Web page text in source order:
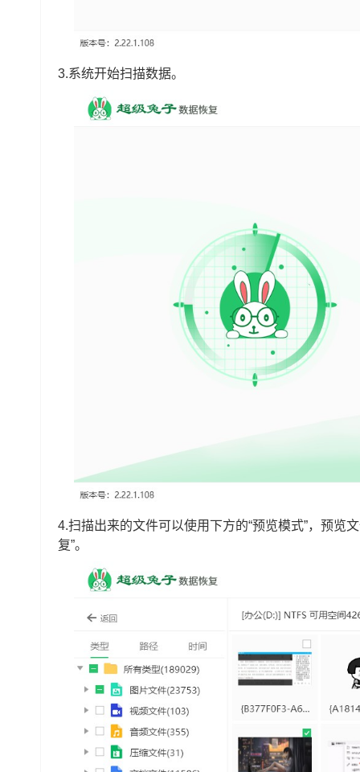
3.系统开始扫描数据。
4.扫描出来的文件可以使用下方的“预览模式”，预览
复”。